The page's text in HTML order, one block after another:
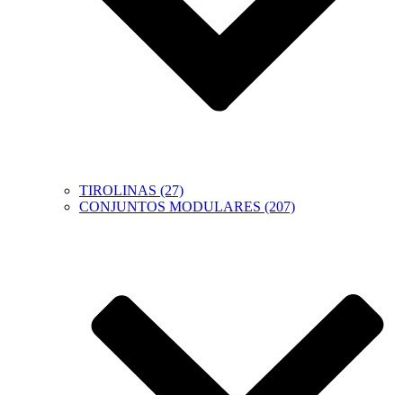
TIROLINAS (27)
CONJUNTOS MODULARES (207)